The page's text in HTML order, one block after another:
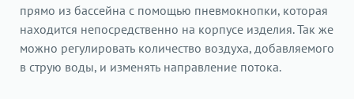
прямо из бассейна с помощью пневмокнопки, которая
находится непосредственно на корпусе изделия. Так же
можно регулировать количество воздуха, добавляемого
в струю воды, и изменять направление потока.